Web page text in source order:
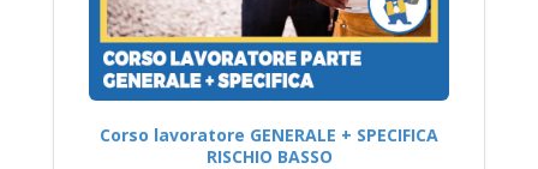
Corso lavoratore GENERALE + SPECIFICA
RISCHIO BASSO